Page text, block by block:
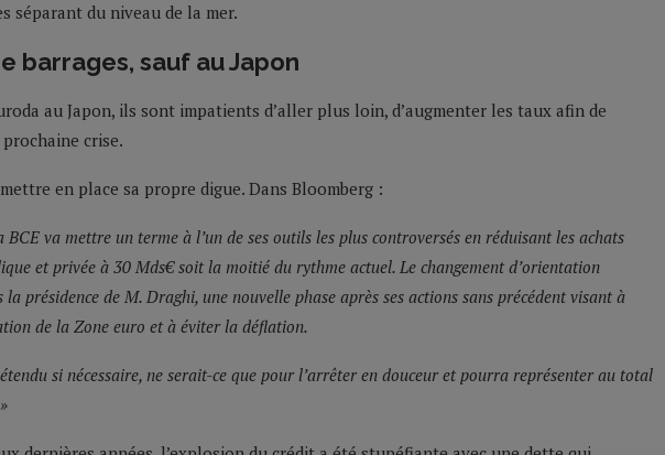
séparant du niveau de la mer.
barrages, sauf au Japon
au Japon, ils sont impatients d’aller plus loin, d’augmenter les taux afin de
crise.
en place sa propre digue. Dans Bloomberg :
va mettre un terme à l’un de ses outils les plus controversés en réduisant les achats
et privée à 30 Mds€ soit la moitié du rythme actuel. Le changement d’orientation
présidence de M. Draghi, une nouvelle phase après ses actions sans précédent visant à
de la Zone euro et à éviter la déflation.
si nécessaire, ne serait-ce que pour l’arrêter en douceur et pourra représenter au total